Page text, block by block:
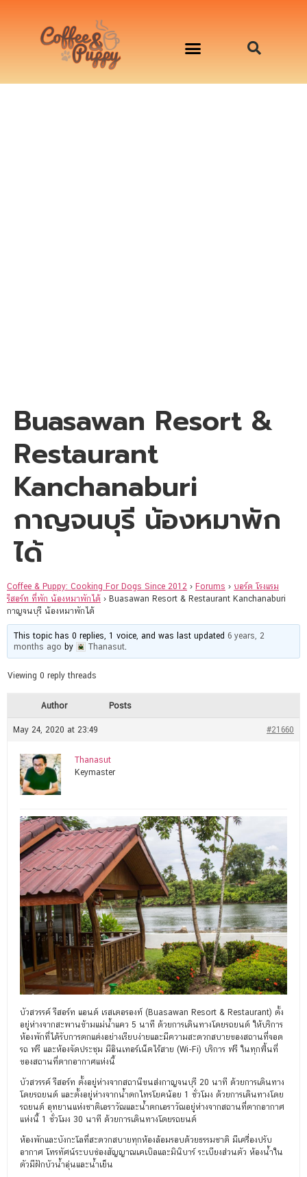
Buasawan Resort &
Restaurant
Kanchanaburi
กาญจนบุรี น้องหมาพัก
ได้
Coffee & Puppy: Cooking For Dogs Since 2012 › Forums › บอร์ด โรงแรม
รีสอร์ท ที่พัก น้องหมาพักได้ › Buasawan Resort & Restaurant Kanchanaburi
กาญจนบุรี น้องหมาพักได้
This topic has 0 replies, 1 voice, and was last updated6 years, 2
months ago by Thanasut
Viewing 0 reply threads
Author Posts
May 24, 2020 at 23:49 #21660
Thanasut
Keymaster
บัวสวรรค์ รีสอร์ท แอนด์ เรสเตอรองท์ (Buasawan Resort & Restaurant) ตั้ง
อยู่ห่างจากสะพานข้ามแม่น้ำแคว 5 นาที ด้วยการเดินทางโดยรถยนต์ ให้บริการ
ห้องพักที่ได้รับการตกแต่งอย่างเรียบง่ายและมีความสะดวกสบายของสถานที่จอด
รถ ฟรี และห้องจัดประชุม มีอินเทอร์เน็ตไร้สาย (Wi-Fi) บริการ ฟรี ในทุกพื้นที่
ของสถานที่ตากอากาศแห่งนี้
บัวสวรรค์ รีสอร์ท ตั้งอยู่ห่างจากสถานีขนส่งกาญจนบุรี 20 นาที ด้วยการเดินทาง
โดยรถยนต์ และตั้งอยู่ห่างจากน้ำตกไทรโยคน้อย 1 ชั่วโมง ด้วยการเดินทางโดย
รถยนต์ อุทยานแห่งชาติเอราวัณและน้ำตกเอราวัณอยู่ห่างจากสถานที่ตากอากาศ
แห่งนี้ 1 ชั่​​วโมง 30 นาที ด้วยการเดินทางโดยรถยนต์
ห้องพักและบังกะโลที่สะดวกสบายทุกห้องล้อมรอบด้วยธรรมชาติ มีเครื่องปรับ
อากาศ โทรทัศน์ระบบช่องสัญญาณเคเบิลและมินิบาร์ ระเบียงส่วนตัว ห้องน้ำใน
ตัวมีฝักบัวน้ำอุ่นและน้ำเย็น